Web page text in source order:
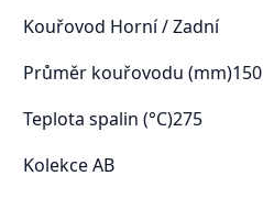
Kouřovod Horní / Zadní
Průměr kouřovodu (mm)150
Teplota spalin (°C)275
Kolekce AB